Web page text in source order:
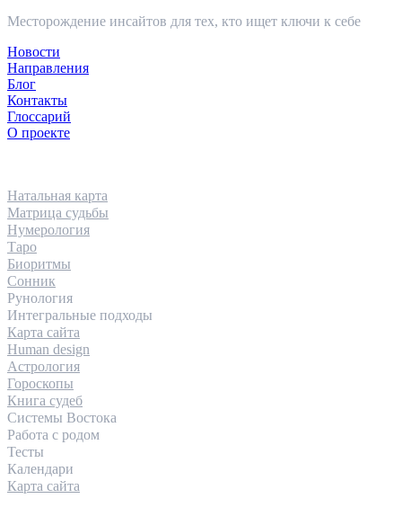
Месторождение инсайтов для тех, кто ищет ключи к себе
Новости
Направления
Блог
Контакты
Глоссарий
О проекте
Натальная карта
Матрица судьбы
Нумерология
Таро
Биоритмы
Сонник
Рунология
Интегральные подходы
Карта сайта
Human design
Астрология
Гороскопы
Книга судеб
Системы Востока
Работа с родом
Тесты
Календари
Карта сайта